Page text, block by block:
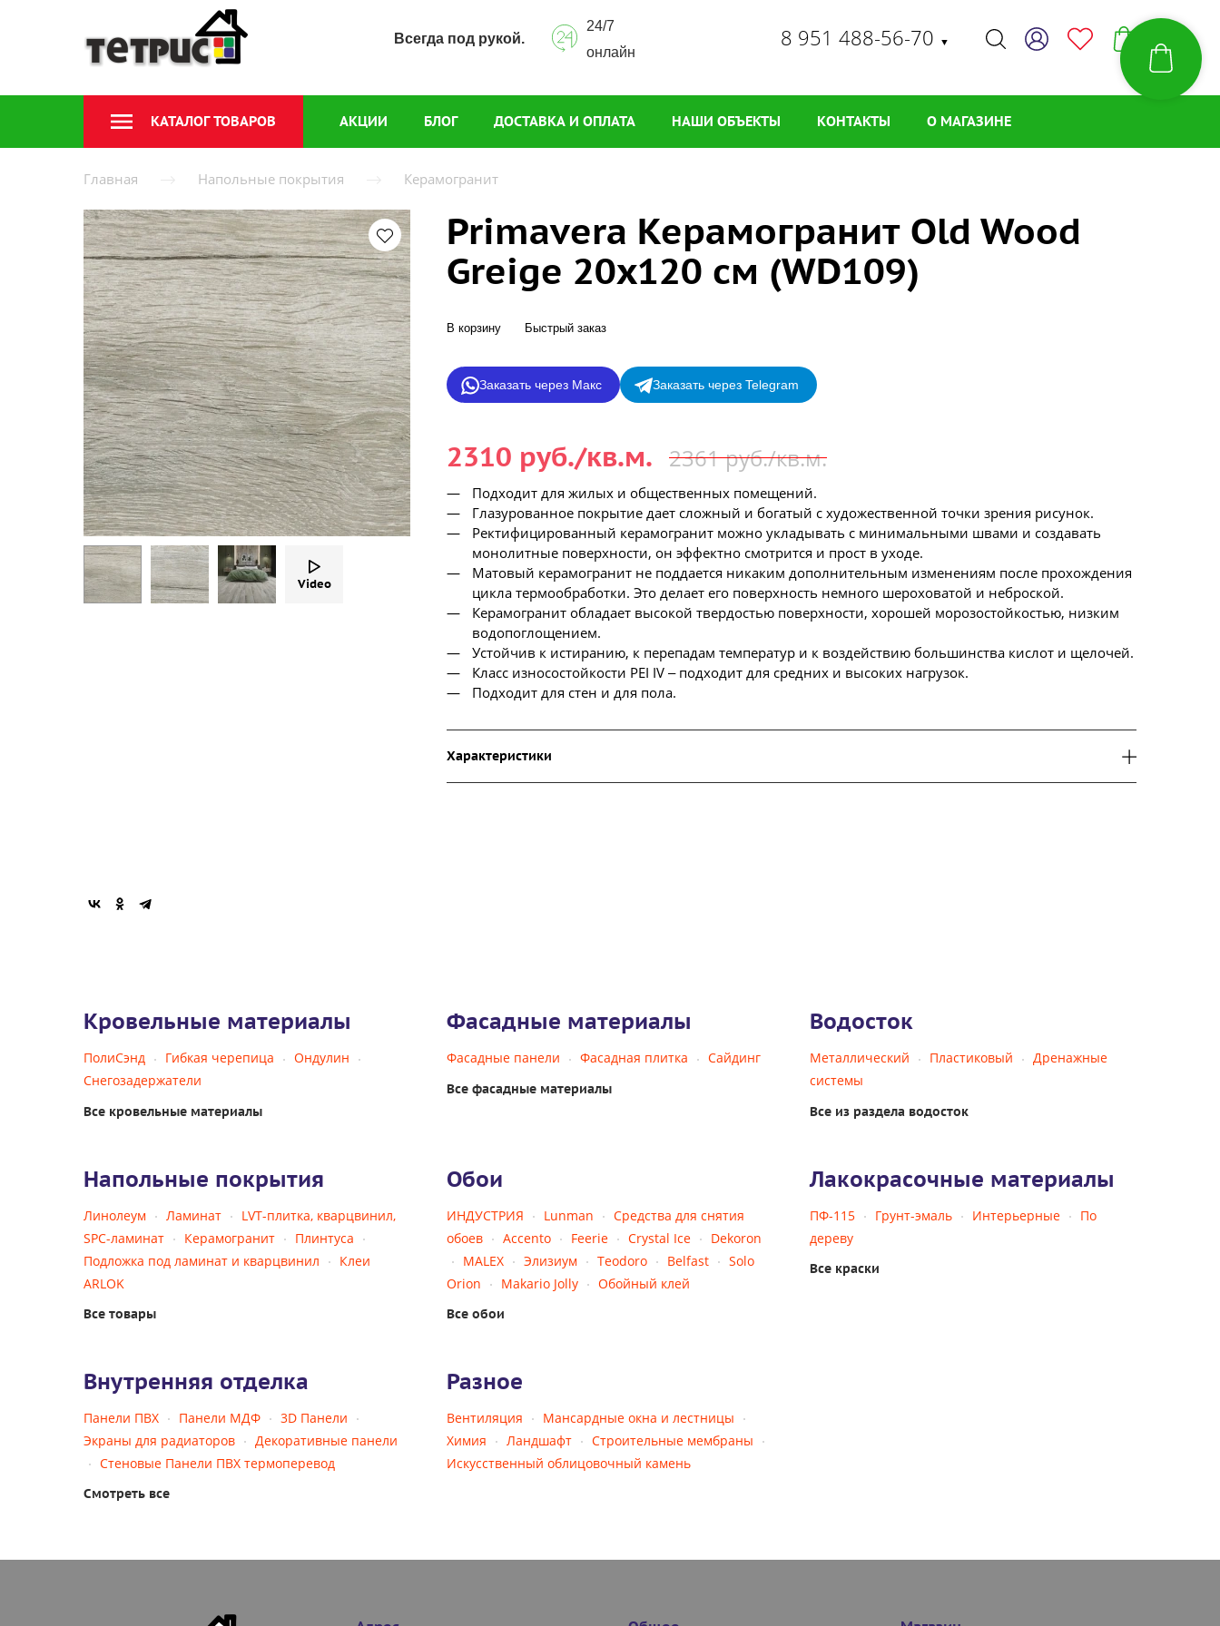
Всегда под рукой.
24/7
онлайн
8 951 488-56-70 ▼
КАТАЛОГ ТОВАРОВ АКЦИИ БЛОГ ДОСТАВКА И ОПЛАТА НАШИ ОБЪЕКТЫ КОНТАКТЫ О МАГАЗИНЕ
Главная Напольные покрытия Керамогранит
Video
Primavera Керамогранит Old Wood
Greige 20х120 см (WD109)
В корзину Быстрый заказ
Заказать через Макс Заказать через Telegram
2310 руб./кв.м. 2361 руб./кв.м.
Подходит для жилых и общественных помещений.
Глазурованное покрытие дает сложный и богатый с художественной точки зрения рисунок.
Ректифицированный керамогранит можно укладывать с минимальными швами и создавать
монолитные поверхности, он эффектно смотрится и прост в уходе.
Матовый керамогранит не поддается никаким дополнительным изменениям после прохождения
цикла термообработки. Это делает его поверхность немного шероховатой и неброской.
Керамогранит обладает высокой твердостью поверхности, хорошей морозостойкостью, низким
водопоглощением.
Устойчив к истиранию, к перепадам температур и к воздействию большинства кислот и щелочей.
Класс износостойкости PEI IV ‒ подходит для средних и высоких нагрузок.
Подходит для стен и для пола.
Характеристики
Кровельные материалы
ПолиСэнд Гибкая черепица
Ондулин
Снегозадержатели
Все кровельные материалы
Фасадные материалы
Фасадные панели Фасадная плитка Сайдинг
Все фасадные материалы
Водосток
Металлический Пластиковый
Дренажные
системы
Все из раздела водосток
Напольные покрытия
Линолеум Ламинат
LVT-плитка, кварцвинил,
SPC-ламинат
Керамогранит
Плинтуса
Подложка под ламинат и кварцвинил
Клеи
ARLOK
Все товары
Обои
ИНДУСТРИЯ Lunman
Средства для снятия
обоев
Accento Feerie Crystal Ice
Dekoron
MALEX
Элизиум Teodoro Belfast
Solo
Orion
Makario Jolly Обойный клей
Все обои
Лакокрасочные материалы
ПФ-115 Грунт-эмаль Интерьерные
По
дереву
Все краски
Внутренняя отделка
Панели ПВХ Панели МДФ
3D Панели
Экраны для радиаторов
Декоративные панели
Стеновые Панели ПВХ термоперевод
Смотреть все
Разное
Вентиляция
Мансардные окна и лестницы
Химия
Ландшафт
Строительные мембраны
Искусственный облицовочный камень